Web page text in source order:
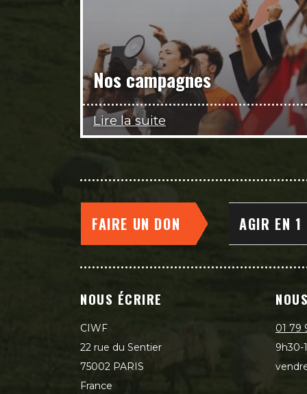
Nos campagnes
Lire la suite
FAIRE UN DON AGIR EN 1
NOUS ÉCRIRE
CIWF
22 rue du Sentier
75002 PARIS
France
01 79
9h30-